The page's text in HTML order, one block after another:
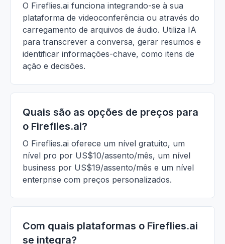
O Fireflies.ai funciona integrando-se à sua
plataforma de videoconferência ou através do
carregamento de arquivos de áudio. Utiliza IA
para transcrever a conversa, gerar resumos e
identificar informações-chave, como itens de
ação e decisões.
Quais são as opções de preços para
o Fireflies.ai?
O Fireflies.ai oferece um nível gratuito, um
nível pro por US$10/assento/mês, um nível
business por US$19/assento/mês e um nível
enterprise com preços personalizados.
Com quais plataformas o Fireflies.ai
se integra?